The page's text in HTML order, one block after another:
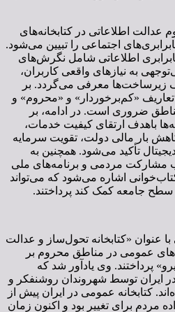
عدالت اطلاعاتی در کتابخانه‌های
اجتماعی را تبیین می‌شود.
اطلاعاتی شامل نگرش‌های
به نیازهای واقعی کاربران،
معرفی می‌گردد. بر
«کم‌برخوردار» و «محروم» و
ضروری است. در ادامه، بر
باهدف ارتقای کیفیت خدمات،
بار مالی دولت، تقویت سرمایه
تأکید می‌شود. همچنین به
مشارکت مردمی و برنامه‌های ملی
اشاره می‌شود که می‌تواند
سطح جامعه کمک کند پرداختند.
عنوان «کتابخانه تحول‌ساز و عدالت
عمومی در مناطق محروم بر
پرداختند. وی یادآور شد که
ایران توسط شهروندان روشنفکر و
کتابخانه عمومی در ایران پیش از
مردم برای تغییر بود و اکنون زمان